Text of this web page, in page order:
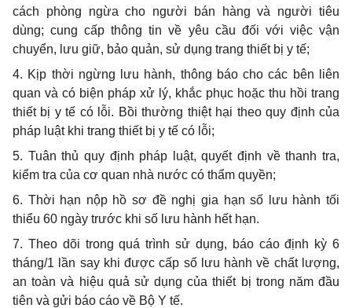
cách phòng ngừa cho người bán hàng và người tiêu
dùng; cung cấp thông tin về yêu cầu đối với việc vận
chuyển, lưu giữ, bảo quản, sử dụng trang thiết bị y tế;
4. Kịp thời ngừng lưu hành, thông báo cho các bên liên
quan và có biện pháp xử lý, khắc phục hoặc thu hồi trang
thiết bị y tế có lỗi. Bồi thường thiệt hại theo quy định của
pháp luật khi trang thiết bị y tế có lỗi;
5. Tuân thủ quy định pháp luật, quyết định về thanh tra,
kiểm tra của cơ quan nhà nước có thẩm quyền;
6. Thời hạn nộp hồ sơ đề nghị gia hạn số lưu hành tối
thiểu 60 ngày trước khi số lưu hành hết hạn.
7. Theo dõi trong quá trình sử dụng, báo cáo định kỳ 6
tháng/1 lần say khi được cấp số lưu hành về chất lượng,
an toàn và hiệu quả sử dụng của thiết bị trong năm đầu
tiên và gửi báo cáo về Bộ Y tế.